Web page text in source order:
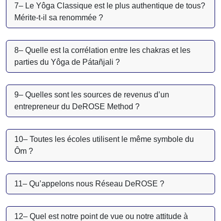
7– Le Yôga Classique est le plus authentique de tous?
Mérite-t-il sa renommée ?
8– Quelle est la corrélation entre les chakras et les
parties du Yôga de Pátañjali ?
9– Quelles sont les sources de revenus d’un
entrepreneur du DeROSE Method ?
10– Toutes les écoles utilisent le même symbole du
Ôm ?
11– Qu’appelons nous Réseau DeROSE ?
12– Quel est notre point de vue ou notre attitude à